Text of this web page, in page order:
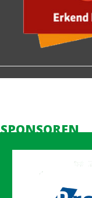
SPONSOREN